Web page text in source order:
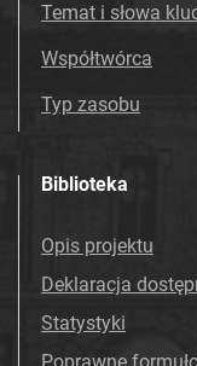
Azotowych
Mościcach.
Azotowych
Tarnowskie
Mościcach.
Tarnowskie
Mościcach.
Temat i słowa
Współtwórca
Typ zasobu
Biblioteka
Opis projektu
Deklaracja
Statystyki